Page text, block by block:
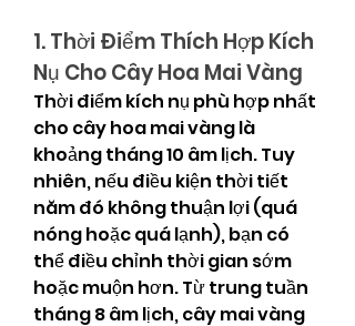
1. Thời Điểm Thích Hợp Kích
Nụ Cho Cây Hoa Mai Vàng
Thời điểm kích nụ phù hợp nhất
cho cây hoa mai vàng là
khoảng tháng 10 âm lịch. Tuy
nhiên, nếu điều kiện thời tiết
năm đó không thuận lợi (quá
nóng hoặc quá lạnh), bạn có
thể điều chỉnh thời gian sớm
hoặc muộn hơn. Từ trung tuần
tháng 8 âm lịch, cây mai vàng